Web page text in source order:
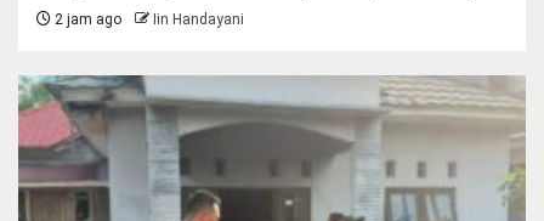
2 jam ago Iin Handayani